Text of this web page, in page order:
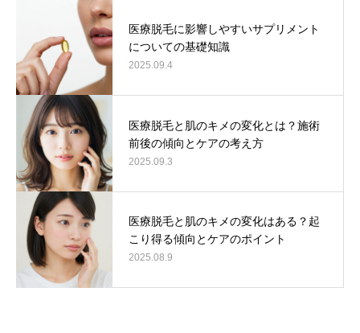
医療脱毛に影響しやすいサプリメント
についての基礎知識
2025.09.4
医療脱毛と肌のキメの変化とは？施術
前後の傾向とケアの考え方
2025.09.3
医療脱毛と肌のキメの変化はある？起
こり得る傾向とケアのポイント
2025.08.9